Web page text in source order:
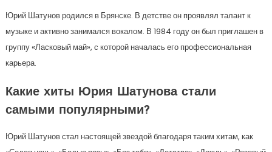
Юрий Шатунов родился в Брянске. В детстве он проявлял талант к
музыке и активно занимался вокалом. В 1984 году он был приглашен в
группу «Ласковый май», с которой началась его профессиональная
карьера.
Какие хиты Юрия Шатунова стали
самыми популярными?
Юрий Шатунов стал настоящей звездой благодаря таким хитам, как